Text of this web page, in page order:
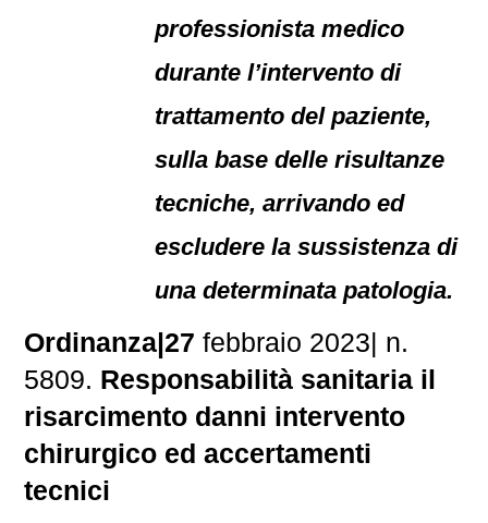
professionista medico
durante l’intervento di
trattamento del paziente,
sulla base delle risultanze
tecniche, arrivando ed
escludere la sussistenza di
una determinata patologia.
Ordinanza|27 febbraio 2023| n.
5809. Responsabilità sanitaria il
risarcimento danni intervento
chirurgico ed accertamenti
tecnici